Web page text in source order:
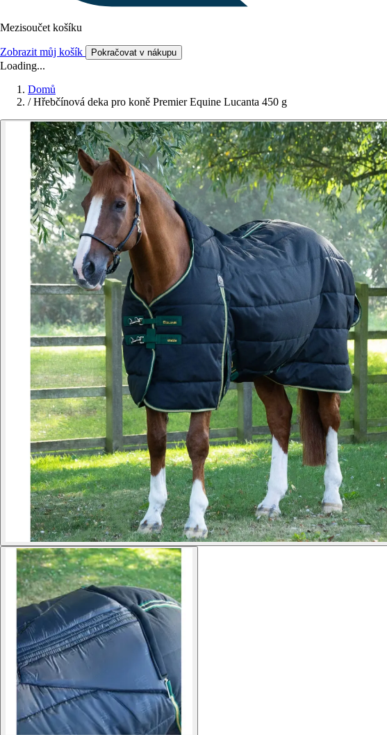
Mezisoučet košíku
Zobrazit můj košík Pokračovat v nákupu
Loading...
Domů
/ Hřebčínová deka pro koně Premier Equine Lucanta 450 g